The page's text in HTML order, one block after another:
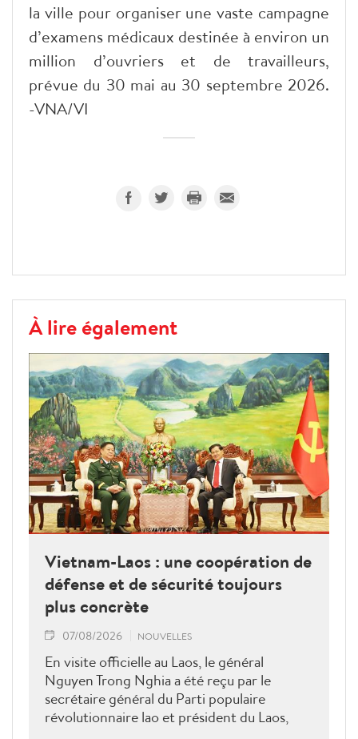
la ville pour organiser une vaste campagne
d’examens médicaux destinée à environ un
million d’ouvriers et de travailleurs,
prévue du 30 mai au 30 septembre 2026.
-VNA/VI
À lire également
Vietnam-Laos : une coopération de
défense et de sécurité toujours
plus concrète
07/08/2026 NOUVELLES
En visite officielle au Laos, le général
Nguyen Trong Nghia a été reçu par le
secrétaire général du Parti populaire
révolutionnaire lao et président du Laos,